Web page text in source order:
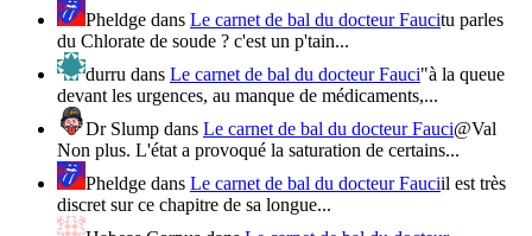
Pheldge dans Le carnet de bal du docteur Faucitu parles
du Chlorate de soude ? c'est un p'tain...
durru dans Le carnet de bal du docteur Fauci"à la queue
devant les urgences, au manque de médicaments,...
Dr Slump dans Le carnet de bal du docteur Fauci@Val
Non plus. L'état a provoqué la saturation de certains...
Pheldge dans Le carnet de bal du docteur Fauciil est très
discret sur ce chapitre de sa longue...